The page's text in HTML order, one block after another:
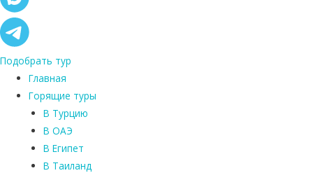
Подобрать тур
Главная
Горящие туры
В Турцию
В ОАЭ
В Египет
В Таиланд